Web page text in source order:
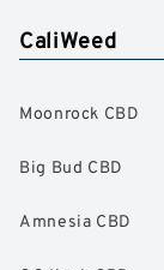
CaliWeed
Moonrock CBD
Big Bud CBD
Amnesia CBD